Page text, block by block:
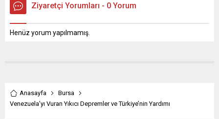
Ziyaretçi Yorumları - 0 Yorum
Henüz yorum yapılmamış.
Anasayfa
Bursa
Venezuela’yı Vuran Yıkıcı Depremler ve Türkiye’nin Yardımı